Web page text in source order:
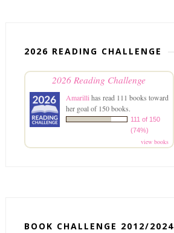
2026 READING CHALLENGE
2026 Reading Challenge
Amarillihas read 111 books toward
her goal of 150 books.
111 of 150
(74%)
view books
BOOK CHALLENGE 2012/2024